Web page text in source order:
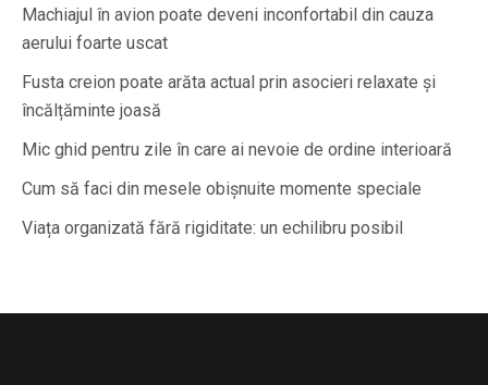
Machiajul în avion poate deveni inconfortabil din cauza
aerului foarte uscat
Fusta creion poate arăta actual prin asocieri relaxate și
încălțăminte joasă
Mic ghid pentru zile în care ai nevoie de ordine interioară
Cum să faci din mesele obișnuite momente speciale
Viața organizată fără rigiditate: un echilibru posibil